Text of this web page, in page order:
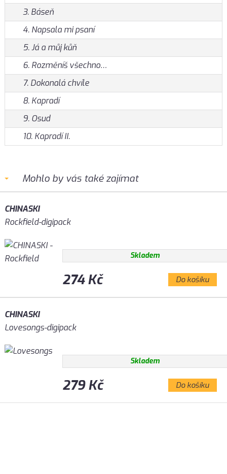
3. Báseň
4. Napsala mi psaní
5. Já a můj kůň
6. Rozměníš všechno…
7. Dokonalá chvíle
8. Kapradí
9. Osud
10. Kapradí II.
Mohlo by vás také zajímat
CHINASKI
Rockfield-digipack
Skladem
274 Kč Do košíku
CHINASKI
Lovesongs-digipack
Skladem
279 Kč Do košíku